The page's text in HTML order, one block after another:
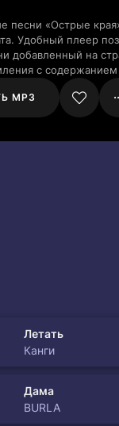
песни «Острые
Удобный плеер
добавленный на
с
MP3
Летать
Канги
Дама
BURLA